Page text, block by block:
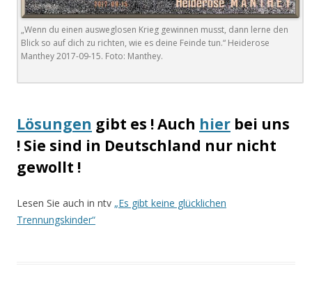
„Wenn du einen ausweglosen Krieg gewinnen musst, dann lerne den
Blick so auf dich zu richten, wie es deine Feinde tun.“ Heiderose
Manthey 2017-09-15. Foto: Manthey.
Lösungen gibt es ! Auch hier bei uns
! Sie sind in Deutschland nur nicht
gewollt !
Lesen Sie auch in ntv „Es gibt keine glücklichen
Trennungskinder“